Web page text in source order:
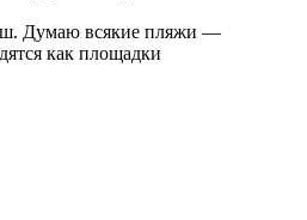
Думаю всякие пляжи —
как площадки